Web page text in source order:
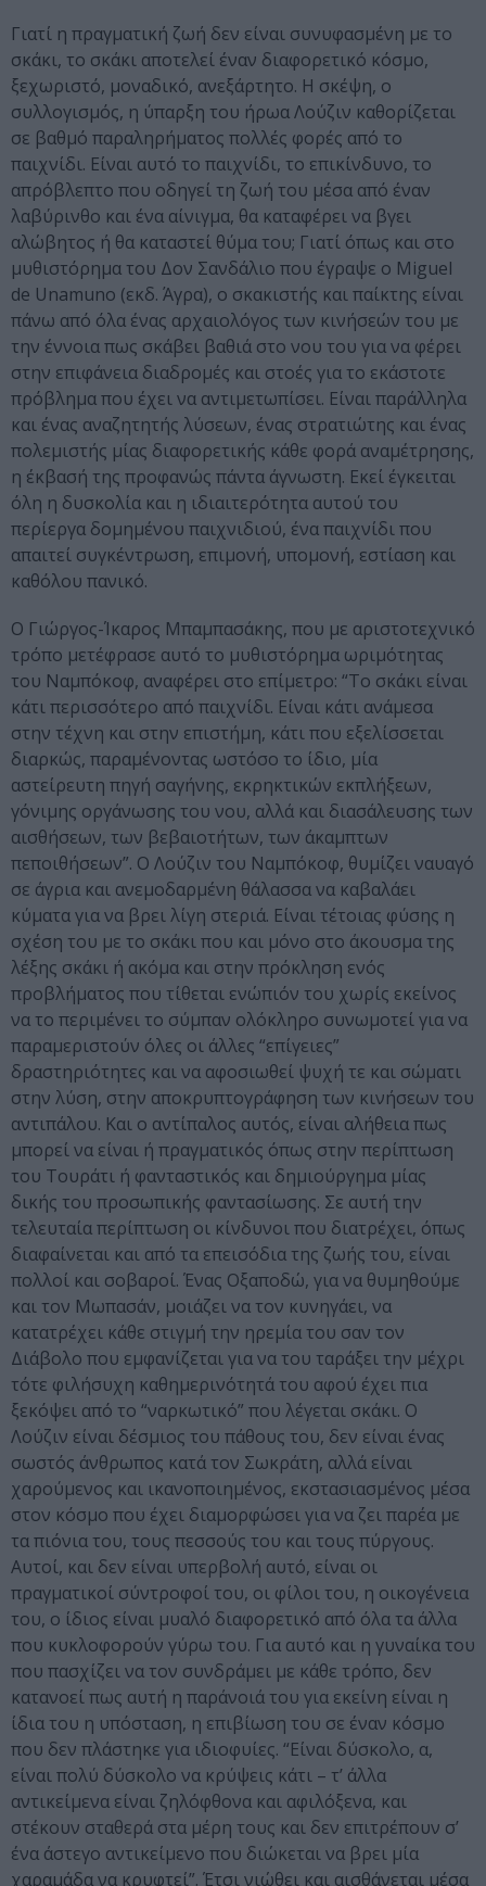
Γιατί η πραγματική ζωή δεν είναι συνυφασμένη με το
σκάκι, το σκάκι αποτελεί έναν διαφορετικό κόσμο,
ξεχωριστό, μοναδικό, ανεξάρτητο. Η σκέψη, ο
συλλογισμός, η ύπαρξη του ήρωα Λούζιν καθορίζεται
σε βαθμό παραληρήματος πολλές φορές από το
παιχνίδι. Είναι αυτό το παιχνίδι, το επικίνδυνο, το
απρόβλεπτο που οδηγεί τη ζωή του μέσα από έναν
λαβύρινθο και ένα αίνιγμα, θα καταφέρει να βγει
αλώβητος ή θα καταστεί θύμα του; Γιατί όπως και στο
μυθιστόρημα του Δον Σανδάλιο που έγραψε ο Miguel
de Unamuno (εκδ. Άγρα), ο σκακιστής και παίκτης είναι
πάνω από όλα ένας αρχαιολόγος των κινήσεών του με
την έννοια πως σκάβει βαθιά στο νου του για να φέρει
στην επιφάνεια διαδρομές και στοές για το εκάστοτε
πρόβλημα που έχει να αντιμετωπίσει. Είναι παράλληλα
και ένας αναζητητής λύσεων, ένας στρατιώτης και ένας
πολεμιστής μίας διαφορετικής κάθε φορά αναμέτρησης,
η έκβασή της προφανώς πάντα άγνωστη. Εκεί έγκειται
όλη η δυσκολία και η ιδιαιτερότητα αυτού του
περίεργα δομημένου παιχνιδιού, ένα παιχνίδι που
απαιτεί συγκέντρωση, επιμονή, υπομονή, εστίαση και
καθόλου πανικό.
Ο Γιώργος-Ίκαρος Μπαμπασάκης, που με αριστοτεχνικό
τρόπο μετέφρασε αυτό το μυθιστόρημα ωριμότητας
του Ναμπόκοφ, αναφέρει στο επίμετρο: “Το σκάκι είναι
κάτι περισσότερο από παιχνίδι. Είναι κάτι ανάμεσα
στην τέχνη και στην επιστήμη, κάτι που εξελίσσεται
διαρκώς, παραμένοντας ωστόσο το ίδιο, μία
αστείρευτη πηγή σαγήνης, εκρηκτικών εκπλήξεων,
γόνιμης οργάνωσης του νου, αλλά και διασάλευσης των
αισθήσεων, των βεβαιοτήτων, των άκαμπτων
πεποιθήσεων”. Ο Λούζιν του Ναμπόκοφ, θυμίζει ναυαγό
σε άγρια και ανεμοδαρμένη θάλασσα να καβαλάει
κύματα για να βρει λίγη στεριά. Είναι τέτοιας φύσης η
σχέση του με το σκάκι που και μόνο στο άκουσμα της
λέξης σκάκι ή ακόμα και στην πρόκληση ενός
προβλήματος που τίθεται ενώπιόν του χωρίς εκείνος
να το περιμένει το σύμπαν ολόκληρο συνωμοτεί για να
παραμεριστούν όλες οι άλλες “επίγειες”
δραστηριότητες και να αφοσιωθεί ψυχή τε και σώματι
στην λύση, στην αποκρυπτογράφηση των κινήσεων του
αντιπάλου. Και ο αντίπαλος αυτός, είναι αλήθεια πως
μπορεί να είναι ή πραγματικός όπως στην περίπτωση
του Τουράτι ή φανταστικός και δημιούργημα μίας
δικής του προσωπικής φαντασίωσης. Σε αυτή την
τελευταία περίπτωση οι κίνδυνοι που διατρέχει, όπως
διαφαίνεται και από τα επεισόδια της ζωής του, είναι
πολλοί και σοβαροί. Ένας Οξαποδώ, για να θυμηθούμε
και τον Μωπασάν, μοιάζει να τον κυνηγάει, να
κατατρέχει κάθε στιγμή την ηρεμία του σαν τον
Διάβολο που εμφανίζεται για να του ταράξει την μέχρι
τότε φιλήσυχη καθημερινότητά του αφού έχει πια
ξεκόψει από το “ναρκωτικό” που λέγεται σκάκι. Ο
Λούζιν είναι δέσμιος του πάθους του, δεν είναι ένας
σωστός άνθρωπος κατά τον Σωκράτη, αλλά είναι
χαρούμενος και ικανοποιημένος, εκστασιασμένος μέσα
στον κόσμο που έχει διαμορφώσει για να ζει παρέα με
τα πιόνια του, τους πεσσούς του και τους πύργους.
Αυτοί, και δεν είναι υπερβολή αυτό, είναι οι
πραγματικοί σύντροφοί του, οι φίλοι του, η οικογένεια
του, ο ίδιος είναι μυαλό διαφορετικό από όλα τα άλλα
που κυκλοφορούν γύρω του. Για αυτό και η γυναίκα του
που πασχίζει να τον συνδράμει με κάθε τρόπο, δεν
κατανοεί πως αυτή η παράνοιά του για εκείνη είναι η
ίδια του η υπόσταση, η επιβίωση του σε έναν κόσμο
που δεν πλάστηκε για ιδιοφυίες. “Είναι δύσκολο, α,
είναι πολύ δύσκολο να κρύψεις κάτι – τ’ άλλα
αντικείμενα είναι ζηλόφθονα και αφιλόξενα, και
στέκουν σταθερά στα μέρη τους και δεν επιτρέπουν σ’
ένα άστεγο αντικείμενο που διώκεται να βρει μία
χαραμάδα να κρυφτεί”. Έτσι νιώθει και αισθάνεται μέσα